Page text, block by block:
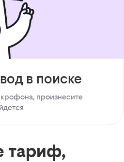
в поиске
произнесите
тариф,